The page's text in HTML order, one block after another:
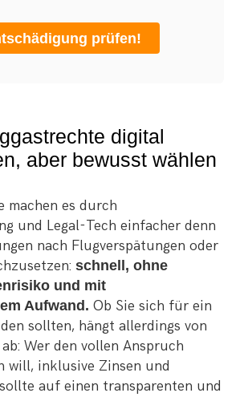
prüfen!
digital
aber bewusst wählen
machen es durch
und Legal-Tech einfacher denn
nach Flugverspätungen oder
schnell, ohne
und mit
Aufwand. Ob Sie sich für ein
sollten, hängt allerdings von
Wer den vollen Anspruch
will, inklusive Zinsen und
auf einen transparenten und